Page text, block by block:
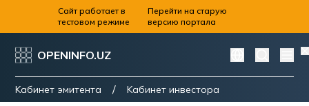
Сайт работает в
тестовом режиме
Перейти на старую
версию портала
OPENINFO.UZ
Kабинет эмитента / Kабинет инвестора